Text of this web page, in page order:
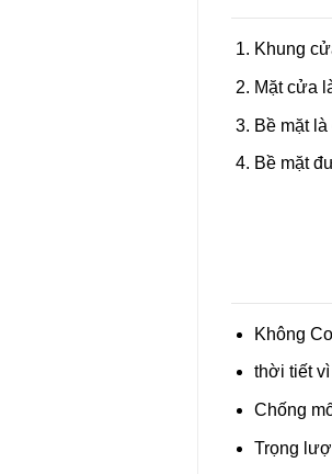
Khung
Mặt cửa
Bề mặt
Bề mặt
Không
thời tiết
Chống
Trọng